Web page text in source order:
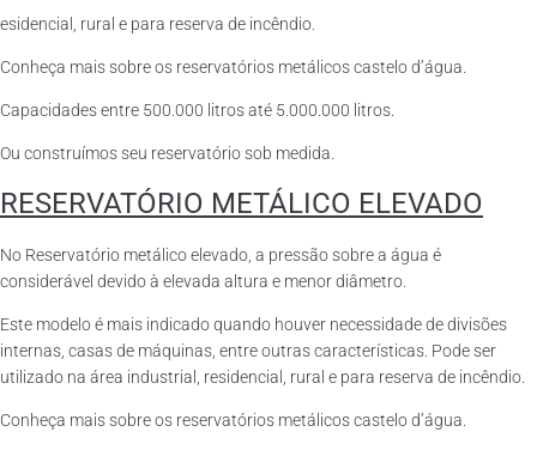
esidencial, rural e para reserva de incêndio.
Conheça mais sobre os reservatórios metálicos castelo d’água.
Capacidades entre 500.000 litros até 5.000.000 litros.
Ou construímos seu reservatório sob medida.
RESERVATÓRIO METÁLICO ELEVADO
No Reservatório metálico elevado, a pressão sobre a água é
considerável devido à elevada altura e menor diâmetro.
Este modelo é mais indicado quando houver necessidade de divisões
internas, casas de máquinas, entre outras características. Pode ser
utilizado na área industrial, residencial, rural e para reserva de incêndio.
Conheça mais sobre os reservatórios metálicos castelo d’água.